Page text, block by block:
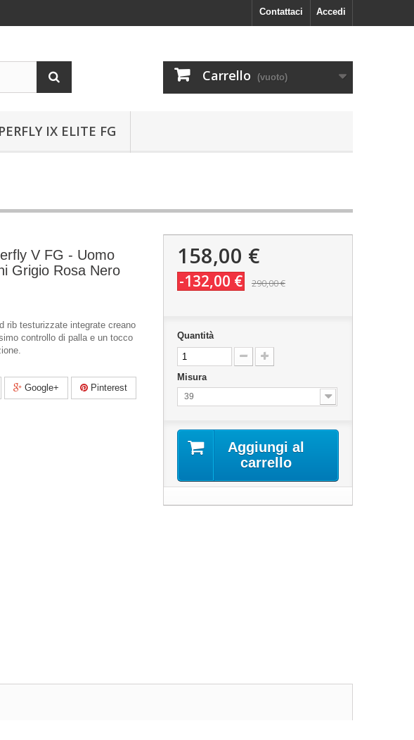
Accedi
Contattaci
Carrello (vuoto)
IX ELITE FG
V FG - Uomo
Grigio Rosa Nero
rib testurizzate integrate creano
controllo di palla e un tocco
Google+ Pinterest
158,00 €
-132,00 € 290,00 €
Quantità
Misura
39
Aggiungi al
carrello